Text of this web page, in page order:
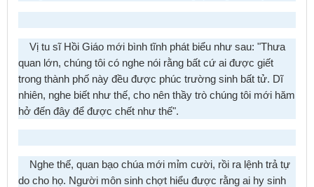
Vị tu sĩ Hồi Giáo mới bình tĩnh phát biểu như sau: "Thưa
quan lớn, chúng tôi có nghe nói rằng bất cứ ai được giết
trong thành phố này đều được phúc trường sinh bất tử. Dĩ
nhiên, nghe biết như thế, cho nên thầy trò chúng tôi mới hăm
hở đến đây để được chết như thế".
Nghe thế, quan bạo chúa mới mỉm cười, rồi ra lệnh trả tự
do cho họ. Người môn sinh chợt hiểu được rằng ai hy sinh